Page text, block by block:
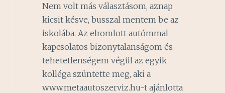
Nem volt más választásom, aznap
kicsit késve, busszal mentem be az
iskolába. Az elromlott autómmal
kapcsolatos bizonytalanságom és
tehetetlenségem végül az egyik
kolléga szüntette meg, aki a
www.metaautoszerviz.hu-t ajánlotta